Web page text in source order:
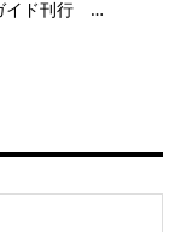
イド刊行 …